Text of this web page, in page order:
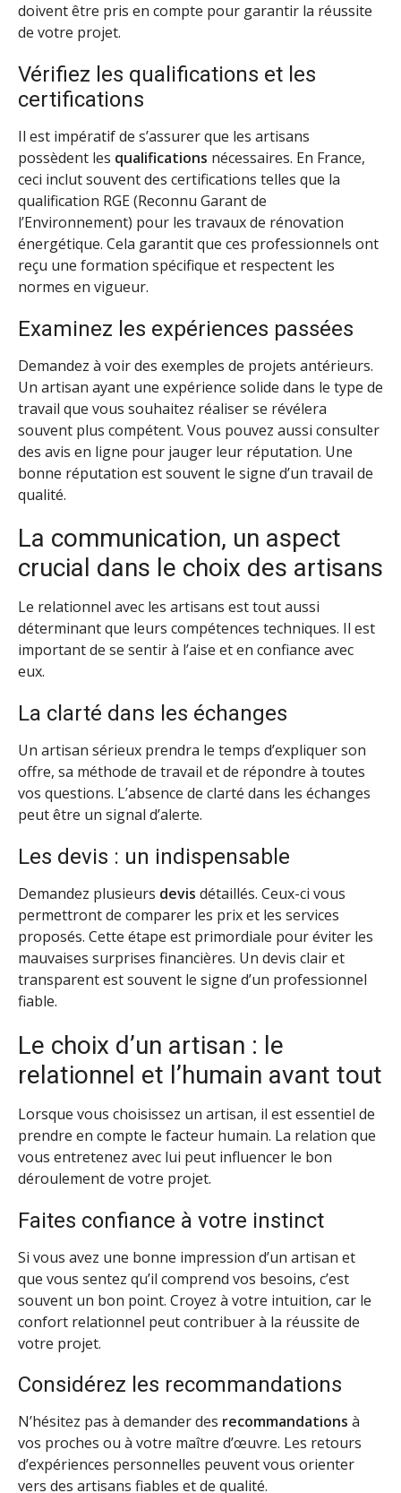
doivent être pris en compte pour garantir la réussite
de votre projet.
Vérifiez les qualifications et les
certifications
Il est impératif de s’assurer que les artisans
possèdent les qualifications nécessaires. En France,
ceci inclut souvent des certifications telles que la
qualification RGE (Reconnu Garant de
l’Environnement) pour les travaux de rénovation
énergétique. Cela garantit que ces professionnels ont
reçu une formation spécifique et respectent les
normes en vigueur.
Examinez les expériences passées
Demandez à voir des exemples de projets antérieurs.
Un artisan ayant une expérience solide dans le type de
travail que vous souhaitez réaliser se révélera
souvent plus compétent. Vous pouvez aussi consulter
des avis en ligne pour jauger leur réputation. Une
bonne réputation est souvent le signe d’un travail de
qualité.
La communication, un aspect
crucial dans le choix des artisans
Le relationnel avec les artisans est tout aussi
déterminant que leurs compétences techniques. Il est
important de se sentir à l’aise et en confiance avec
eux.
La clarté dans les échanges
Un artisan sérieux prendra le temps d’expliquer son
offre, sa méthode de travail et de répondre à toutes
vos questions. L’absence de clarté dans les échanges
peut être un signal d’alerte.
Les devis : un indispensable
Demandez plusieurs devis détaillés. Ceux-ci vous
permettront de comparer les prix et les services
proposés. Cette étape est primordiale pour éviter les
mauvaises surprises financières. Un devis clair et
transparent est souvent le signe d’un professionnel
fiable.
Le choix d’un artisan : le
relationnel et l’humain avant tout
Lorsque vous choisissez un artisan, il est essentiel de
prendre en compte le facteur humain. La relation que
vous entretenez avec lui peut influencer le bon
déroulement de votre projet.
Faites confiance à votre instinct
Si vous avez une bonne impression d’un artisan et
que vous sentez qu’il comprend vos besoins, c’est
souvent un bon point. Croyez à votre intuition, car le
confort relationnel peut contribuer à la réussite de
votre projet.
Considérez les recommandations
N’hésitez pas à demander des recommandations à
vos proches ou à votre maître d’œuvre. Les retours
d’expériences personnelles peuvent vous orienter
vers des artisans fiables et de qualité.